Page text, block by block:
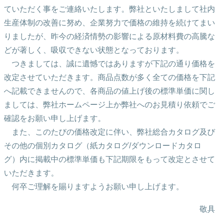
お問い合わせ
SEARCH
ていただく事をご連絡いたします。弊社といたしまして社内
生産体制の改善に努め、企業努力で価格の維持を続けてまい
りましたが、昨今の経済情勢の影響による原材料費の高騰な
どが著しく、吸収できない状態となっております。
つきましては、誠に遺憾ではありますが下記の通り価格を
改定させていただきます。商品点数が多く全ての価格を下記
へ記載できませんので、各商品の値上げ後の標準単価に関し
ましては、弊社ホームページ上か弊社へのお見積り依頼でご
確認をお願い申し上げます。
また、このたびの価格改定に伴い、弊社総合カタログ及び
その他の個別カタログ（紙カタログ/ダウンロードカタロ
グ）内に掲載中の標準単価も下記期限をもって改定とさせて
いただきます。
何卒ご理解を賜りますようお願い申し上げます。
敬具